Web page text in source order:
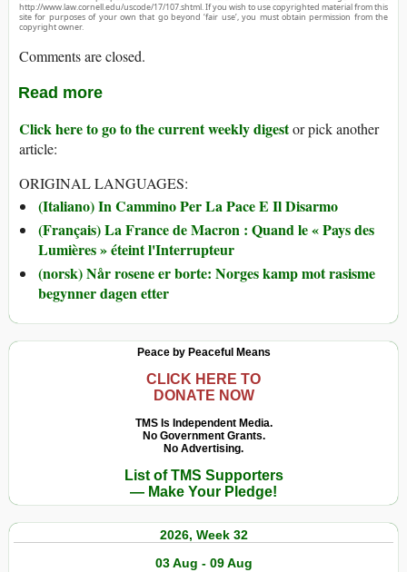
http://www.law.cornell.edu/uscode/17/107.shtml. If you wish to use copyrighted material from this
site for purposes of your own that go beyond ‘fair use’, you must obtain permission from the
copyright owner.
Comments are closed.
Read more
Click here to go to the current weekly digestor pick another
article:
ORIGINAL LANGUAGES:
(Italiano) In Cammino Per La Pace E Il Disarmo
(Français) La France de Macron : Quand le « Pays des
Lumières » éteint l'Interrupteur
(norsk) Når rosene er borte: Norges kamp mot rasisme
begynner dagen etter
Peace by Peaceful Means
CLICK HERE TO
DONATE NOW
TMS Is Independent Media.
No Government Grants.
No Advertising.
List of TMS Supporters
— Make Your Pledge!
2026, Week 32
03 Aug - 09 Aug